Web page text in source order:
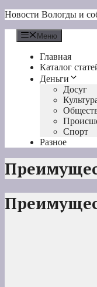
Перейти
содержимому
Новости Вологды и
Меню
Главная
Каталог
Деньги
Досуг
Спорт
Разное